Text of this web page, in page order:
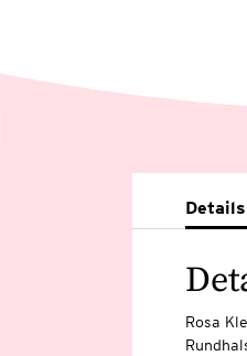
Details
Rosa